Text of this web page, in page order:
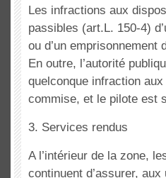
Les infractions aux
passibles (art.L. 150-4)
ou d’un emprisonnement
En outre, l’autorité
quelconque infraction
commise, et le pilote est
3. Services rendus
A l’intérieur de la zone,
continuent d’assurer,